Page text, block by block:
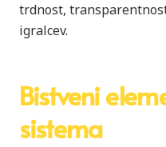
trdnost,
igralcev.
Bistveni
sistema